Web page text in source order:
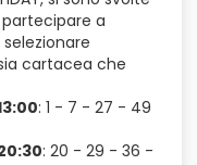
partecipare a
cartacea che
: 1 - 7 - 27 - 49
: 20 - 29 - 36 -